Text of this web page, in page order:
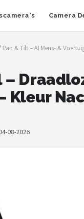
Camera
& Tilt – AI Mens- &
Kleur
08-2026